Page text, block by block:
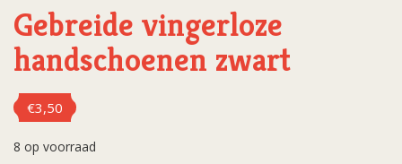
Gebreide vingerloze
handschoenen zwart
€3,50
8 op voorraad